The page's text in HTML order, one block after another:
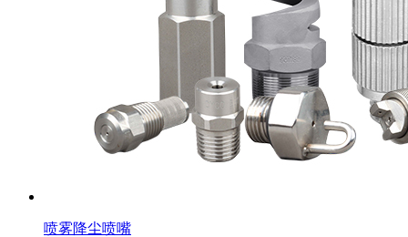
喷雾降尘喷嘴